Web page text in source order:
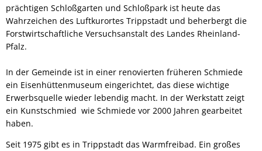
prächtigen Schloßgarten und Schloßpark ist heute das
Wahrzeichen des Luftkurortes Trippstadt und beherbergt die
Forstwirtschaftliche Versuchsanstalt des Landes Rheinland-
Pfalz.
In der Gemeinde ist in einer renovierten früheren Schmiede
ein Eisenhüttenmuseum eingerichtet, das diese wichtige
Erwerbsquelle wieder lebendig macht. In der Werkstatt zeigt
ein Kunstschmied wie Schmiede vor 2000 Jahren gearbeitet
haben.
Seit 1975 gibt es in Trippstadt das Warmfreibad. Ein großes